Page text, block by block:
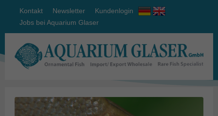
Kontakt Newsletter
Kundenlogin
Jobs bei Aquarium Glaser